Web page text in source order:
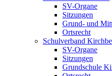
SV-Organe
Sitzungen
Grund- und
Ortsrecht
Schulverband
SV-Organe
Sitzungen
Grundschule